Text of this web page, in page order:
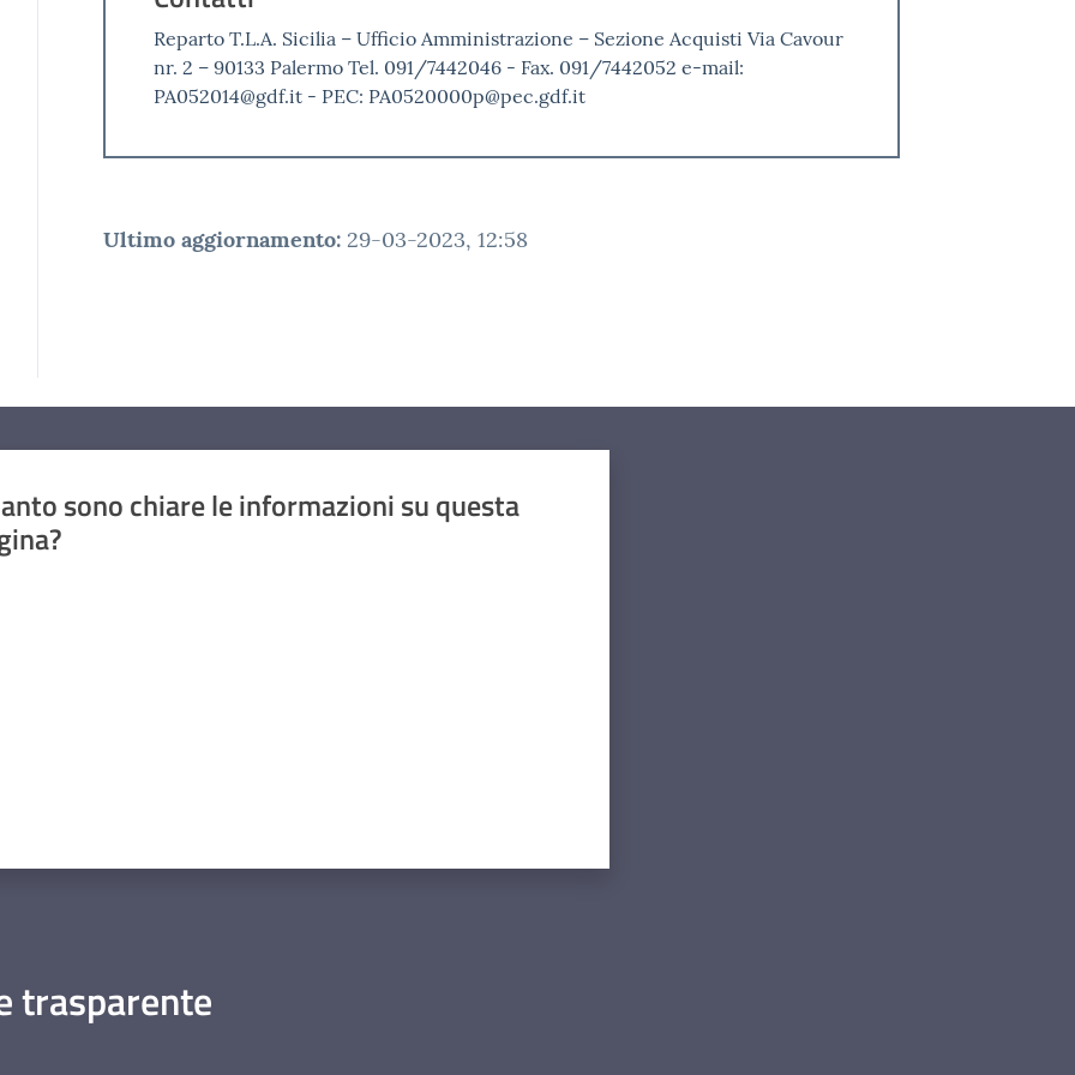
Reparto T.L.A. Sicilia – Ufficio Amministrazione – Sezione Acquisti Via Cavour
nr. 2 – 90133 Palermo Tel. 091/7442046 - Fax. 091/7442052 e-mail:
PA052014@gdf.it - PEC: PA0520000p@pec.gdf.it
Ultimo aggiornamento: 29-03-2023, 12:58
sono chiare le informazioni su questa
trasparente